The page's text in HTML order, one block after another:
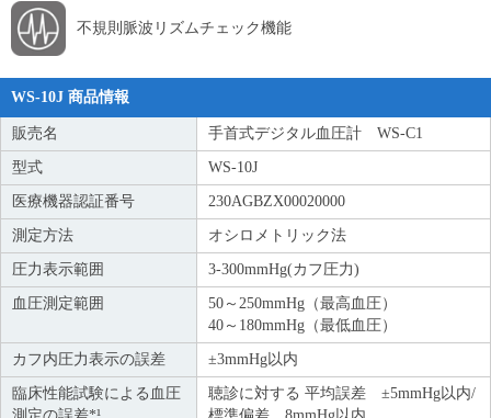
不規則脈波リズムチェック機能
WS-10J 商品情報
販売名 手首式デジタル血圧計 WS-C1
型式 WS-10J
医療機器認証番号 230AGBZX00020000
測定方法 オシロメトリック法
圧力表示範囲 3-300mmHg(カフ圧力)
血圧測定範囲
50～250mmHg（最高血圧）
40～180mmHg（最低血圧）
カフ内圧力表示の誤差 ±3mmHg以内
臨床性能試験による血圧
聴診に対する 平均誤差 ±5mmHg以内/